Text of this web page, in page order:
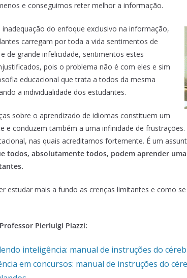
e conseguimos reter melhor a informação.
inadequação do enfoque exclusivo na informação,
carregam por toda a vida sentimentos de
de grande infelicidade, sentimentos estes
pois o problema não é com eles e sim
educacional que trata a todos da mesma
a individualidade dos estudantes.
sobre o aprendizado de idiomas constituem um
e conduzem também a uma infinidade de
nas quais acreditamos fortemente. É um
todos, absolutamente todos, podem aprender
estudar mais a fundo as crenças limitantes e como
Pierluigi Piazzi:
inteligência: manual de instruções do
em concursos: manual de instruções do